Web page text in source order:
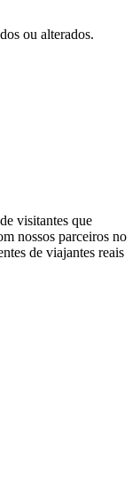
ou alterados.
visitantes que
nossos parceiros no
de viajantes reais